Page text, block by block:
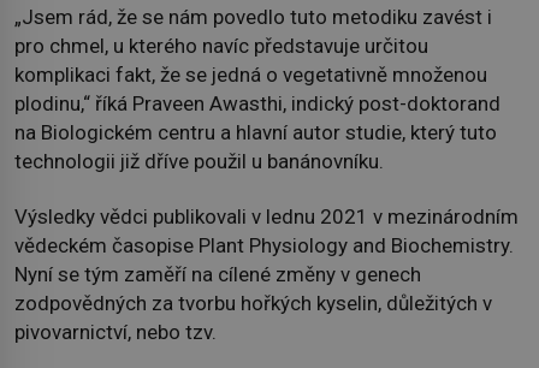
„Jsem rád, že se nám povedlo tuto metodiku zavést i
pro chmel, u kterého navíc představuje určitou
komplikaci fakt, že se jedná o vegetativně množenou
plodinu,“ říká Praveen Awasthi, indický post-doktorand
na Biologickém centru a hlavní autor studie, který tuto
technologii již dříve použil u banánovníku.
Výsledky vědci publikovali v lednu 2021 v mezinárodním
vědeckém časopise Plant Physiology and Biochemistry.
Nyní se tým zaměří na cílené změny v genech
zodpovědných za tvorbu hořkých kyselin, důležitých v
pivovarnictví, nebo tzv.